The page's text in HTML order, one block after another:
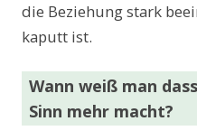
die Beziehung stark
kaputt ist.
Wann weiß man
Sinn mehr macht?